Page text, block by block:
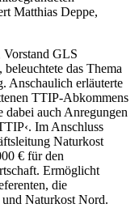
Matthias Deppe,
GLS
das Thema
Anschaulich erläuterte
TTIP-Abkommens
dabei auch Anregungen
Im Anschluss
Naturkost
€ für den
Ermöglicht
die
Naturkost Nord.